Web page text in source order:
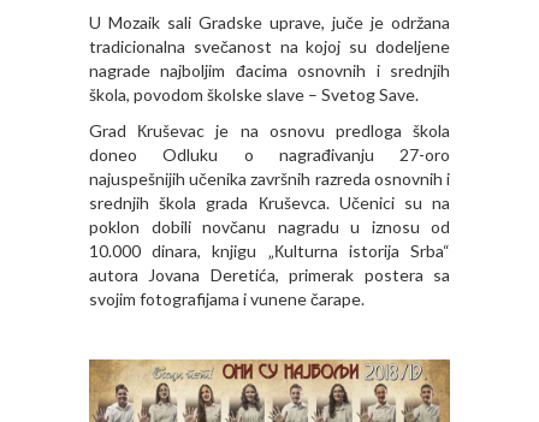
U Mozaik sali Gradske uprave, juče je održana
tradicionalna svečanost na kojoj su dodeljene
nagrade najboljim đacima osnovnih i srednjih
škola, povodom školske slave – Svetog Save.
Grad Кruševac je na osnovu predloga škola
doneo Odluku o nagrađivanju 27-oro
najuspešnijih učenika završnih razreda osnovnih i
srednjih škola grada Кruševca. Učenici su na
poklon dobili novčanu nagradu u iznosu od
10.000 dinara, knjigu „Кulturna istorija Srba“
autora Jovana Deretića, primerak postera sa
svojim fotografijama i vunene čarape.